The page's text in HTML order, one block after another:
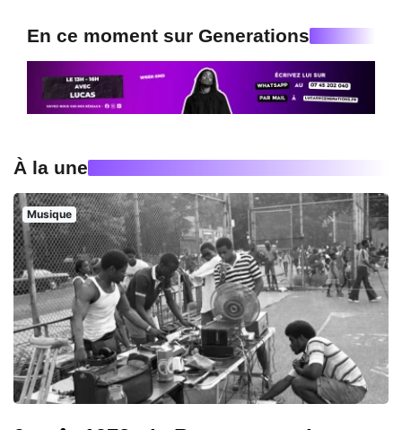
En ce moment sur Generations
À la une
Musique